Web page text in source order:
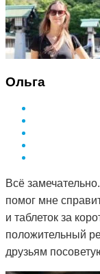
Ольга
Всё
помог мне
и таблеток за
положительный
друзьям